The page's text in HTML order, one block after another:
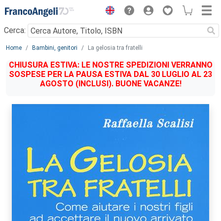
Menu
Cerca:
Main content
Home Bambini, genitori La gelosia tra fratelli
CHIUSURA ESTIVA: LE NOSTRE SPEDIZIONI VERRANNO
SOSPESE PER LA PAUSA ESTIVA DAL 30 LUGLIO AL 23
AGOSTO (INCLUSI). BUONE VACANZE!